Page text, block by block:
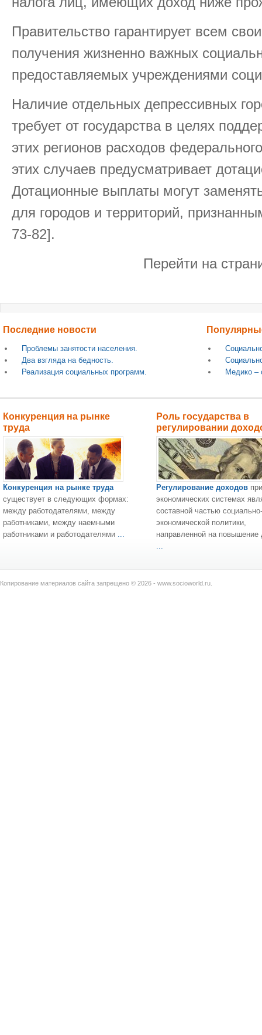
Правительство гарантирует всем
получения жизненно важных
предоставляемых учреждениями
Наличие отдельных депрессивных
требует от государства в целях
этих регионов расходов
этих случаев предусматривает
Дотационные выплаты могут
для городов и территорий,
73-82].
Перейти на
Последние новости
Проблемы занятости населения.
Два взгляда на бедность.
Реализация социальных программ.
Медико –
Конкуренция на рынке
труда
Конкуренция на рынке труда
существует в следующих формах:
между работодателями, между
работниками, между наемными
работниками и работодателями ...
Роль государства в
регулировании
Регулирование доходов
экономических системах
составной частью
экономической политики,
направленной на повышение
...
Копирование материалов сайта запрещено © 2026 - www.socioworld.ru.